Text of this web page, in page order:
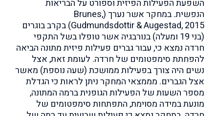
השפעת הפעילות הפיזית וספורט על הבריאות
הנפשית. במחקר אשר נערך (Brunes,
Gudmundsdottir & Augestad, 2015) בקרב בוגרים
(בני 19 ומעלה) בנורבגיה אשר טופלו בשל התקפי
חרדה נמצא כי, עבור גברים פעילות פיזית מתונה הביאה
להפחתת סימפטומים של חרדה. לעומת זאת, אצל
נשים היה צורך בפעילות ממושכת (שעה נוספת) מאשר
אצל הגברים. מממצאי המחקר ניתן לראות כי הגדלת
מספר השעות של הפעילות הגופנית ברמה המתונה,
מונעת במידה מסוימת, התפתחות סימפטומים של